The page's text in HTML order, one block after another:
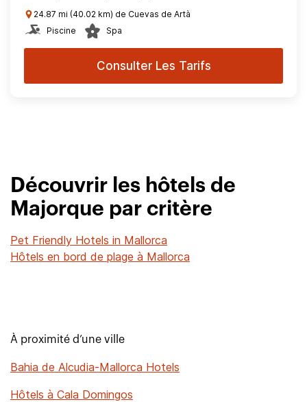
24.87 mi (40.02 km) de Cuevas de Artà
Piscine
Spa
Consulter Les Tarifs
Découvrir les hôtels de
Majorque par critère
Pet Friendly Hotels in Mallorca
Hôtels en bord de plage à Mallorca
À proximité d’une ville
Bahia de Alcudia-Mallorca Hotels
Hôtels à Cala Domingos